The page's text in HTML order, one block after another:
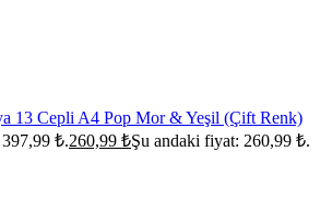
13 Cepli A4 Pop Mor & Yeşil (Çift Renk)
₺.260,99 ₺Şu andaki fiyat: 260,99 ₺.